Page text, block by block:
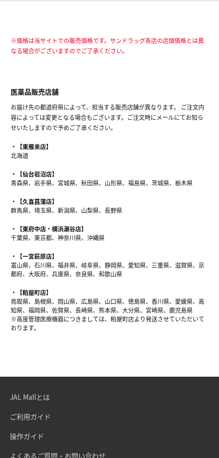
※価格は当サイトでの販売価格です。サンドラッグ各店の店頭価格とは異
なる場合がございますのでご了承ください。
医薬品販売店舗
お届け先の都道府県によって、担当する販売店舗が異なります。 ご注文内
容によっては変更となる場合もございます。ご注文時にメールにてお知ら
せいたしますので予めご了承ください。
【東雁来店】
北海道
【仙台岩沼店】
青森県、岩手県、宮城県、秋田県、山形県、福島県、茨城県、栃木県
【久喜菖蒲店】
群馬県、埼玉県、新潟県、山梨県、長野県
【東府中店・横浜瀬谷店】
千葉県、東京都、神奈川県、沖縄県
【一宮萩原店】
富山県、石川県、福井県、岐阜県、静岡県、愛知県、三重県、滋賀県、京
都府、大阪府、兵庫県、奈良県、和歌山県
【粕屋町店】
鳥取県、島根県、岡山県、広島県、山口県、徳島県、香川県、愛媛県、高
知県、福岡県、佐賀県、長崎県、熊本県、大分県、宮崎県、鹿児島県
※高度管理医療機器につきましては、粕屋町店より発送させていただいて
おります。
JAL Mallとは
ご利用ガイド
操作ガイド
よくあるご質問・お問い合わせ